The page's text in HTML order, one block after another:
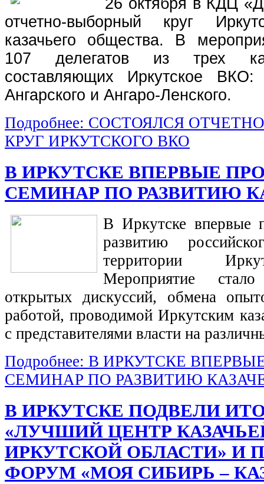
отчетно-выборный круг
казачьего общества. В
107 делегатов из трех
составляющих Иркутское ВКО:
Ангарского и Ангаро-Ленского.
Подробнее: СОСТОЯЛСЯ
КРУГ ИРКУТСКОГО ВКО
В ИРКУТСКЕ ВПЕРВЫЕ
СЕМИНАР ПО РАЗВИТИЮ
В Иркутске впервые
развитию
территории
Мероприятие
открытых дискуссий, обмена
работой, проводимой Иркутским
с представителями власти на
Подробнее: В ИРКУТСКЕ
СЕМИНАР ПО РАЗВИТИЮ
В ИРКУТСКЕ ПОДВЕЛИ
«ЛУЧШИЙ ЦЕНТР
ИРКУТСКОЙ ОБЛАСТИ» И
ФОРУМ «МОЯ СИБИРЬ –